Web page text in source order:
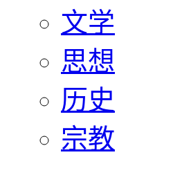
文学
思想
历史
宗教